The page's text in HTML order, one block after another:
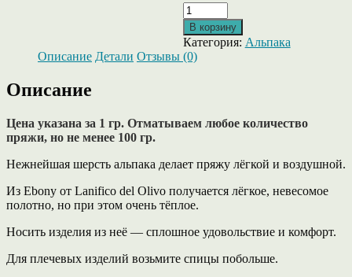
Количество
товара
Ebony
от
Lanifico
альпака,
цвета.
В корзину
Категория: Альпака
Описание Детали Отзывы (0)
Описание
Цена указана за 1 гр. Отматываем любое количество
пряжи, но не менее 100 гр.
Нежнейшая шерсть альпака делает пряжу лёгкой и воздушной.
Из Ebony от Lanifico del Olivo получается лёгкое, невесомое
полотно, но при этом очень тёплое.
Носить изделия из неё — сплошное удовольствие и комфорт.
Для плечевых изделий возьмите спицы побольше.